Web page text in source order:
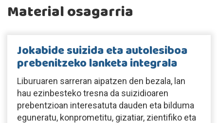
Material osagarria
Jokabide suizida eta autolesiboa
prebenitzeko lanketa integrala
Liburuaren sarreran aipatzen den bezala, lan
hau ezinbesteko tresna da suizidioaren
prebentzioan interesatuta dauden eta bilduma
eguneratu, konprometitu, gizatiar, zientifiko eta